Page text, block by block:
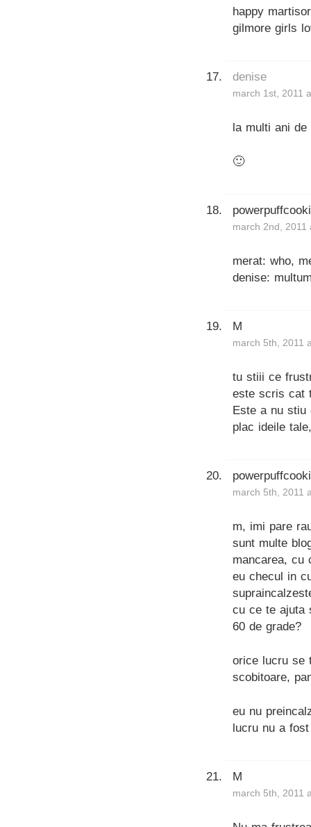
happy
gilmore girls
denise
march 1st, 2011
la multi ani de
🙂
march 2nd, 2011
merat: who,
denise:
M
march 5th, 2011
tu stiii ce
este scris cat
Este a nu stiu
plac ideile
march 5th, 2011
m, imi pare
sunt multe
mancarea,
eu checul in
cu ce te ajuta
60 de grade?
orice lucru se
scobitoare,
eu nu
lucru nu a
M
march 5th, 2011